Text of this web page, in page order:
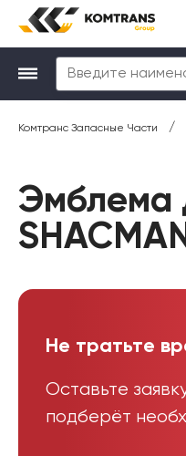
Комтранс Запасные Части /
Эмблема
Не тратьте
Оставьте
подберёт